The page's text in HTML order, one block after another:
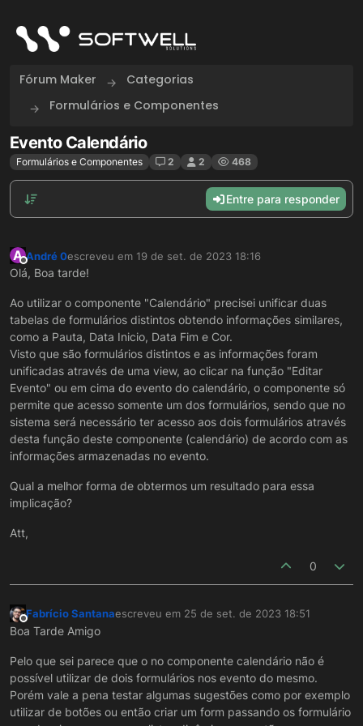
Fórum Maker
Categorias
Formulários e Componentes
Evento Calendário
Formulários e Componentes 2 2 468
Entre para responder
A
Offline
André 0escreveu em 19 de set. de 2023 18:16
última edição por
Olá, Boa tarde!
Ao utilizar o componente "Calendário" precisei unificar duas
tabelas de formulários distintos obtendo informações similares,
como a Pauta, Data Inicio, Data Fim e Cor.
Visto que são formulários distintos e as informações foram
unificadas através de uma view, ao clicar na função "Editar
Evento" ou em cima do evento do calendário, o componente só
permite que acesso somente um dos formulários, sendo que no
sistema será necessário ter acesso aos dois formulários através
desta função deste componente (calendário) de acordo com as
informações armazenadas no evento.
Qual a melhor forma de obtermos um resultado para essa
implicação?
Att,
0
Offline
Fabrício Santanaescreveu em 25 de set. de 2023 18:51
última edição por
Boa Tarde Amigo
Pelo que sei parece que o no componente calendário não é
possível utilizar de dois formulários nos evento do mesmo.
Porém vale a pena testar algumas sugestões como por exemplo
utilizar de botões ou então criar um form passando os formulário